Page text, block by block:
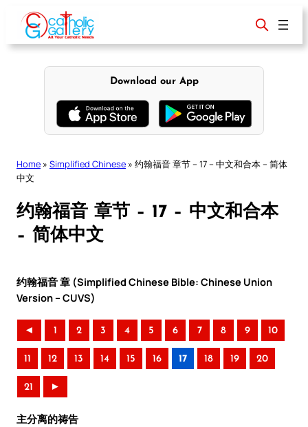
content
Download our App
Home » Simplified Chinese » 约翰福音 章节 – 17 – 中文和合本 – 简体
中文
约翰福音 章节 – 17 – 中文和合本
– 简体中文
约翰福音 章 (Simplified Chinese Bible: Chinese Union
Version – CUVS)
◄ 1 2 3 4 5 6 7 8 9 10
11 12 13 14 15 16 17 18 19 20
21 ►
主分离的祷告